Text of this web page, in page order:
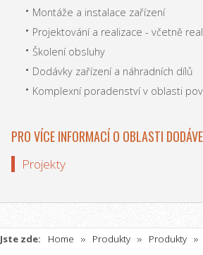
Montáže a instalace zařízení
Projektování a realizace - včetně
Školení obsluhy
Dodávky zařízení a náhradních dílů
Komplexní poradenství v oblasti
PRO VÍCE INFORMACÍ O OBLASTI
Projekty
Jste zde: Home Produkty Produkty